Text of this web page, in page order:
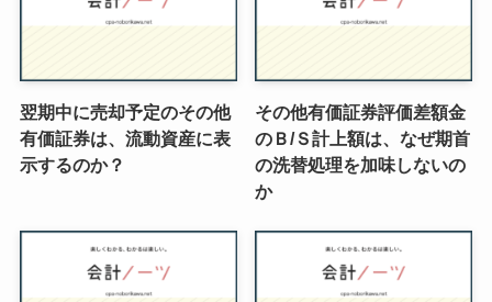
翌期中に売却予定のその他
有価証券は、流動資産に表
示するのか？
その他有価証券評価差額金
のＢ/Ｓ計上額は、なぜ期首
の洗替処理を加味しないの
か